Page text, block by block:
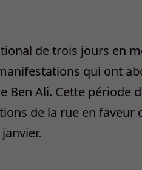
de trois jours en
qui ont
Ben Ali. Cette période
de la rue en faveur